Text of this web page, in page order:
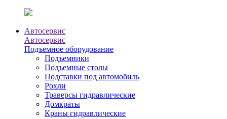
Автосервис
Автосервис
Подъемное оборудование
Подъемники
Подъемные столы
Подставки под автомобиль
Рохли
Траверсы гидравлические
Домкраты
Краны гидравлические